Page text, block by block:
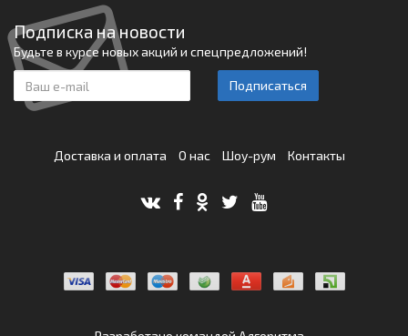
Подписка на новости
Будьте в курсе новых акций и спецпредложений!
Подписаться
Доставка и оплата О нас Шоу-рум Контакты